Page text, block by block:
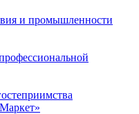
и промышленности